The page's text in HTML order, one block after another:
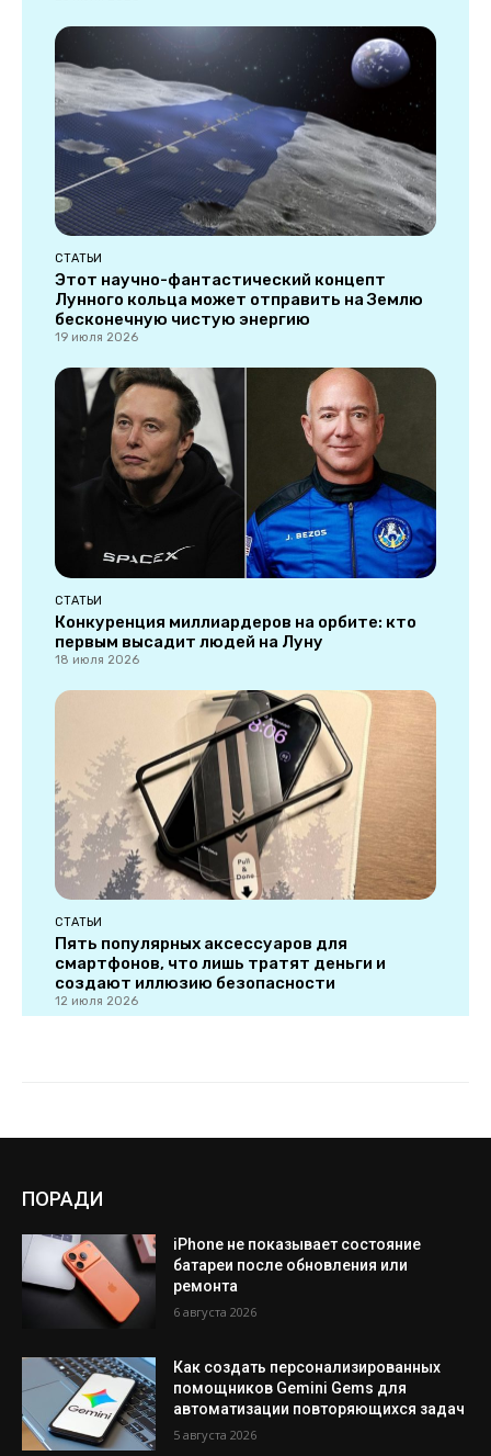
ПОРАДИ
iPhone не показывает состояние
батареи после обновления или
ремонта
6 августа 2026
Как создать персонализированных
помощников Gemini Gems для
автоматизации повторяющихся задач
5 августа 2026